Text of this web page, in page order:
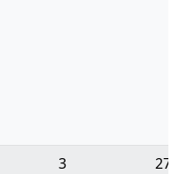
3 27